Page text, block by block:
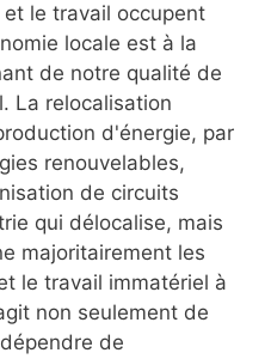
le travail occupent
locale est à la
de notre qualité de
La relocalisation
d'énergie, par
renouvelables,
de circuits
qui délocalise, mais
majoritairement les
le travail immatériel à
non seulement de
de